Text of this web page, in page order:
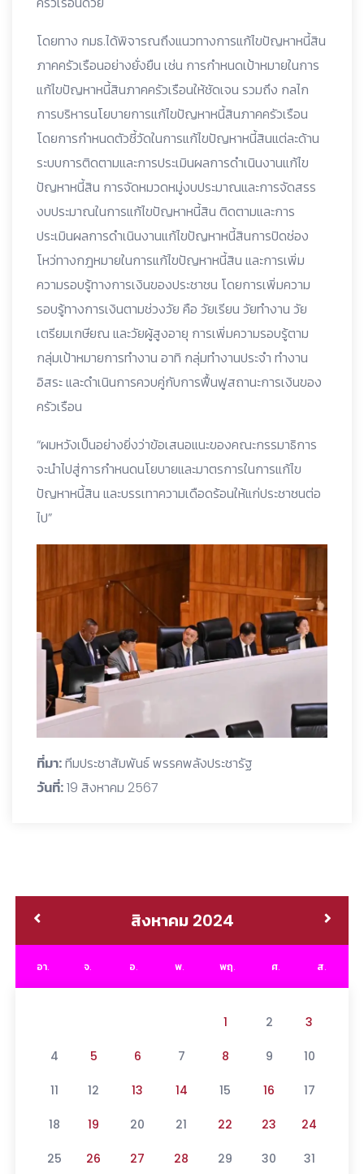
โดยทาง กมธ.ได้พิจารณถึงแนวทางการแก้ไขปัญหาหนี้สิน
ภาคครัวเรือนอย่างยั่งยืน เช่น การกำหนดเป้าหมายในการ
แก้ไขปัญหาหนี้สินภาคครัวเรือนให้ชัดเจน รวมถึง กลไก
การบริหารนโยบายการแก้ไขปัญหาหนี้สินภาคครัวเรือน
โดยการกำหนดตัวชี้วัดในการแก้ไขปัญหาหนี้สินแต่ละด้าน
ระบบการติดตามและการประเมินผลการดำเนินงานแก้ไข
ปัญหาหนี้สิน การจัดหมวดหมู่งบประมาณและการจัดสรร
งบประมาณในการแก้ไขปัญหาหนี้สิน ติดตามและการ
ประเมินผลการดำเนินงานแก้ไขปัญหาหนี้สินการปิดช่อง
โหว่ทางกฎหมายในการแก้ไขปัญหาหนี้สิน และการเพิ่ม
ความรอบรู้ทางการเงินของประชาชน โดยการเพิ่มความ
รอบรู้ทางการเงินตามช่วงวัย คือ วัยเรียน วัยทำงาน วัย
เตรียมเกษียณ และวัยผู้สูงอายุ การเพิ่มความรอบรู้ตาม
กลุ่มเป้าหมายการทำงาน อาทิ กลุ่มทำงานประจำ ทำงาน
อิสระ และดำเนินการควบคู่กับการฟื้นฟูสถานะการเงินของ
ครัวเรือน
“ผมหวังเป็นอย่างยิ่งว่าข้อเสนอแนะของคณะกรรมาธิการ
จะนำไปสู่การกำหนดนโยบายและมาตรการในการแก้ไข
ปัญหาหนี้สิน และบรรเทาความเดือดร้อนให้แก่ประชาชนต่อ
ไป”
ที่มา:ทีมประชาสัมพันธ์ พรรคพลังประชารัฐ
วันที่:19 สิงหาคม 2567
สิงหาคม 2024
อา. จ. อ. พ. พฤ. ศ. ส.
1 2 3
4 5 6 7 8 9 10
11 12 13 14 15 16 17
18 19 20 21 22 23 24
25 26 27 28 29 30 31